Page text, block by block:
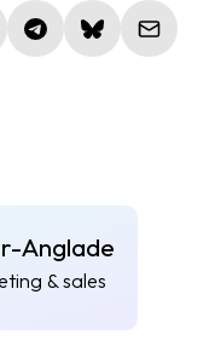
fenêtre)fenêtre)
(nouvelle fenêtre)
(nouvelle
Anglade
& sales